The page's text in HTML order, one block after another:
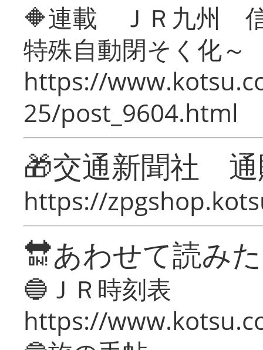
🔶連載 ＪＲ九州 信
特殊自動閉そく化～
https://
25/post_9604.html
🎁交通新聞社
https://
🔛あわせて読み
🔵ＪＲ時刻表
https://